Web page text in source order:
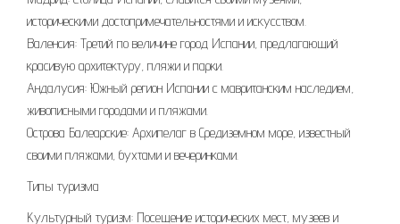
историческими достопримечательностями и искусством.
Валенсия: Третий по величине город Испании, предлагающий
красивую архитектуру, пляжи и парки.
Андалусия: Южный регион Испании с мавританским наследием,
живописными городами и пляжами.
Острова Балеарские: Архипелаг в Средиземном море, известный
своими пляжами, бухтами и вечеринками.
Типы туризма
Культурный туризм: Посещение исторических мест, музеев и